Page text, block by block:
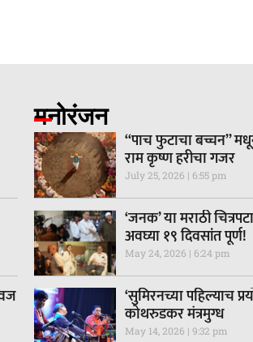
मनोरंजन
“पाच फुटाचा बच्चन”
राम कृष्ण हरीचा गजर
July 25, 2026 6:55 pm
‘जनक’ या मराठी
अवघ्या १९ दिवसांत पूर्ण!
May 24, 2026 6:24 pm
‘सुमिरनच्या पहिल्याच
कोथरुडकर मंत्रमुग्ध
May 14, 2026 9:32 pm